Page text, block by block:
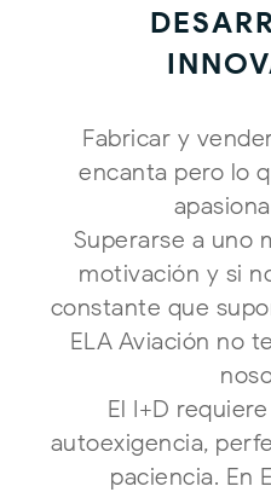
Fabricar y
encanta pero lo
Superarse a uno
motivación y si
constante que
ELA Aviación no
El I+D
autoexigencia,
paciencia. En